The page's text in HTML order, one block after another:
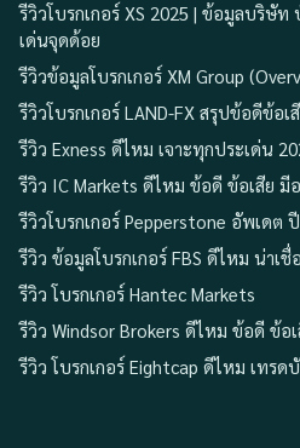
รีวิวโบรกเกอร์ XS 2025 | ข้อมูลบริษั
เด่นจุดด้อย
รีวิวข้อมูลโบรกเกอร์ XM Group
รีวิวโบรกเกอร์ LAND-FX สรุปข้อดีข้อเ
รีวิว Exness ดีไหม เจาะทุกประเด่น
รีวิว IC Markets ดีไหม ข้อดี ข้อเสีย มี
รีวิวโบรกเกอร์ Pepperstone อัพเดต
รีวิว ข้อมูลโบรกเกอร์ FBS ดีไหม น่าเ
รีวิว โบรกเกอร์ Hantec Markets
รีวิว Windsor Brokers ดีไหม ข้อดี ข้อ
รีวิว โบรกเกอร์ Eightcap ดีไหม เทร